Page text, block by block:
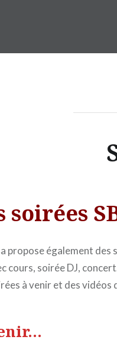
soirées
propose également des
cours, soirée DJ,
à venir et des vidéos
…